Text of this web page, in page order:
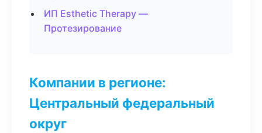
ИП Esthetic Therapy —
Протезирование
Компании в регионе:
Центральный федеральный
округ